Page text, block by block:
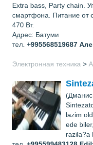
Extra bass, Party chain.
смартфона. Питание от
470 Вт.
Адрес: Батуми
тел. +995568519687
Электронная техника >
lazim
ede
razila?a